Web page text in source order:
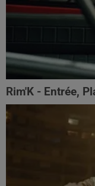
Rim'K - Entrée,